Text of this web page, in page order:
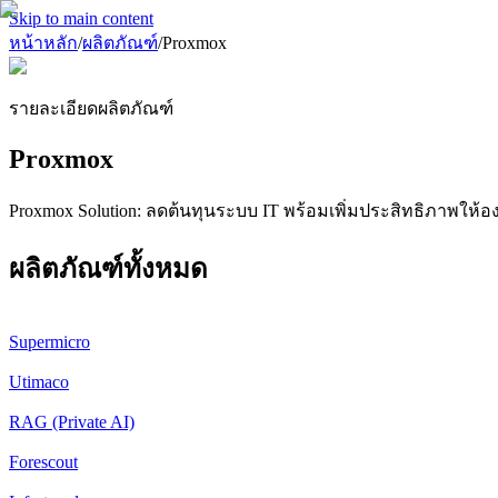
Skip to main content
หน้าหลัก/ผลิตภัณฑ์/Proxmox
รายละเอียดผลิตภัณฑ์
Proxmox
Proxmox Solution: ลดต้นทุนระบบ IT พร้อมเพิ่มประสิทธิภาพให้
ผลิตภัณฑ์ทั้งหมด
Supermicro
Utimaco
RAG (Private AI)
Forescout